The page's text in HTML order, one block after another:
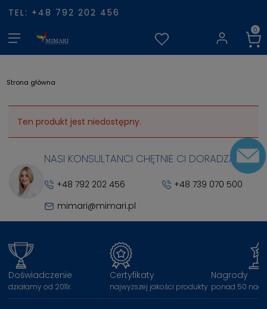
TEL: +48 792 202 456
Strona główna
Ten produkt jest niedostępny.
NASI KONSULTANCI CHĘTNIE CI DORADZĄ
+48 792 202 456
+48 739 070 500
mimari@mimari.pl
Doświadczenie
działamy od 2011r.
Certyfikaty
najwyższej jakości produkty
Nagrody
ponad 50